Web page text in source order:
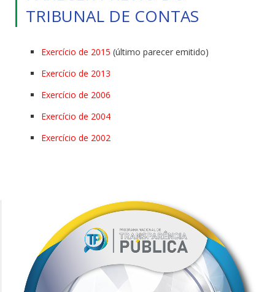
TRIBUNAL DE CONTAS
Exercício de 2015 (último parecer emitido)
Exercício de 2013
Exercício de 2006
Exercício de 2004
Exercício de 2002